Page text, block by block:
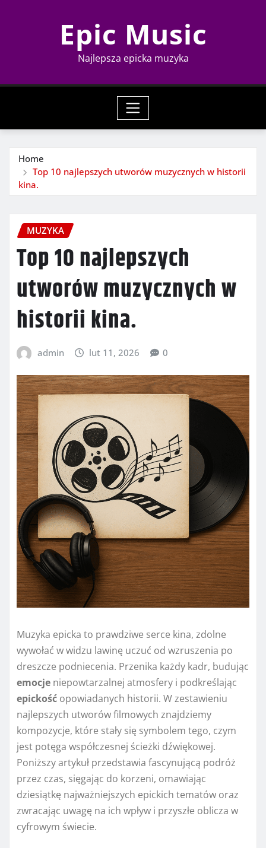
Epic Music
Najlepsza epicka muzyka
Home
Top 10 najlepszych utworów muzycznych w historii
kina.
MUZYKA
Top 10 najlepszych
utworów muzycznych w
historii kina.
admin lut 11, 2026 0
Muzyka epicka to prawdziwe serce kina, zdolne
wywołać w widzu lawinę uczuć od wzruszenia po
dreszcze podniecenia. Przenika każdy kadr, budując
emocje niepowtarzalnej atmosfery i podkreślając
epickość opowiadanych historii. W zestawieniu
najlepszych utworów filmowych znajdziemy
kompozycje, które stały się symbolem tego, czym
jest potęga współczesnej ścieżki dźwiękowej.
Poniższy artykuł przedstawia fascynującą podróż
przez czas, sięgając do korzeni, omawiając
dziesiątkę najważniejszych epickich tematów oraz
zwracając uwagę na ich wpływ i przyszłe oblicza w
cyfrowym świecie.